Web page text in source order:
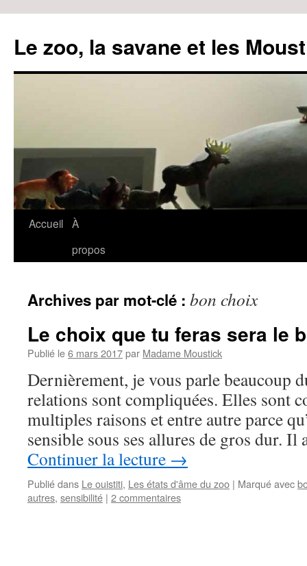
Le zoo, la savane et les
Aller
Accueil À
propos
Archives par mot-clé : bon choix
Le choix que tu feras sera le
Publié le6 mars 2017par Madame Moustick
Dernièrement, je vous parle beaucoup
relations sont compliquées. Elles sont
multiples raisons et entre autre parce
sensible sous ses allures de gros dur.
Continuer la lecture →
Publié dans Le ouistiti, Les états d'âme du zoo | Marqué avec
autres, sensibilité | 2 commentaires